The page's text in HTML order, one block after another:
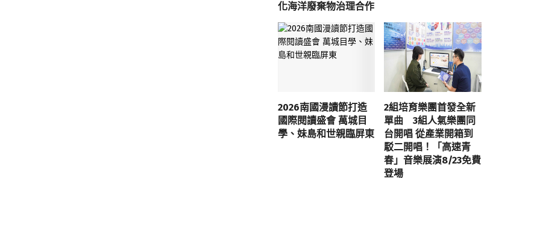
化海洋廢棄物治理合作
2026南國漫讀節打造
國際閱讀盛會 萬城目
學、妹島和世親臨屏東
2組培育樂團首發全新
單曲 3組人氣樂團同
台開唱 從產業開箱到
駁二開唱！「高速青
春」音樂展演8/23免費
登場